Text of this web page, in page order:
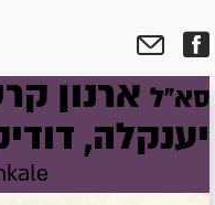
סא"ל ארנון
יענקלה,